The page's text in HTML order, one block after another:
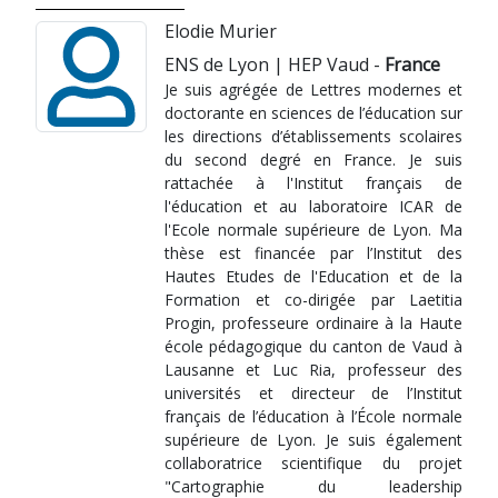
Elodie Murier
ENS de Lyon | HEP Vaud - France
Je suis agrégée de Lettres modernes et
doctorante en sciences de l’éducation sur
les directions d’établissements scolaires
du second degré en France. Je suis
rattachée à l'Institut français de
l'éducation et au laboratoire ICAR de
l'Ecole normale supérieure de Lyon. Ma
thèse est financée par l’Institut des
Hautes Etudes de l'Education et de la
Formation et co-dirigée par Laetitia
Progin, professeure ordinaire à la Haute
école pédagogique du canton de Vaud à
Lausanne et Luc Ria, professeur des
universités et directeur de l’Institut
français de l’éducation à l’École normale
supérieure de Lyon. Je suis également
collaboratrice scientifique du projet
"Cartographie du leadership